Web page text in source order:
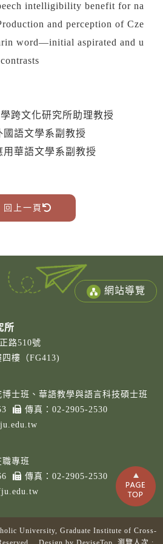
intelligibility benefit for na
and perception of Cze
word—initial aspirated and u
跨文化研究所助理教授
語文學系副教授
華語文學系副教授
回上一頁
網站導覽
所
路510號
樓（FG413)
士班、華語教學與語言科技碩士班
傳真：02-2905-2530
專班
傳真：02-2905-2530
University, Graduate Institute of Cross-